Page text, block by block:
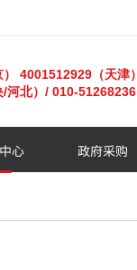
4001512929（天津）
/河北） / 010-51268236
心 政府采购